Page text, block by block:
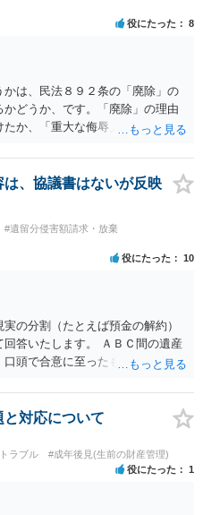
役にたった 8
は、民法８９２条の「廃除」の
どうか、です。「廃除」の理由
か、「重大な侮辱」を受けた
９３条）。 弁護士に具体的な事
能か、実際に法律相談を受けるこ
、協議書はないが反映
#遺留分侵害額請求・放棄
役にたった 10
の分割（たとえば預金の解約）
答いたします。 ＡＢＣ間の遺産
頭で合意に至ったものであって
ためには，遺産分割協議書への署
がって，残念ながら，「ＡＢＣ間
割協議は未了のまま，ＡとＢが
前提に基づいて協議を進める必
が最も有利ですが，ＡＢの相続
対応について
ラブル #成年後見(生前の財産管理)
役にたった 1